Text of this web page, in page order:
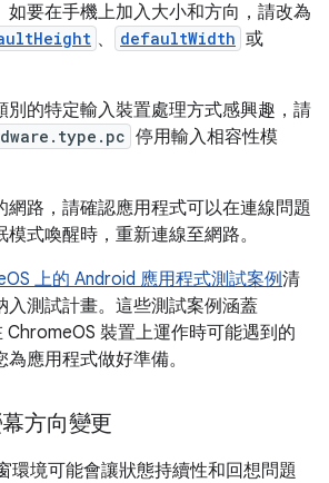
如要在手機上加入大小和方向，請改為
、 defaultWidth 或
別的特定輸入裝置處理方式感興趣，請
停用輸入相容性模
網路，請確認應用程式可以在連線問題
式喚醒時，重新連線至網路。
上的 Android 應用程式測試案例清
入測試計畫。這些測試案例涵蓋
ChromeOS 裝置上運作時可能遇到的
應用程式做好準備。
方向變更
環境可能會讓狀態持續性和回想問題